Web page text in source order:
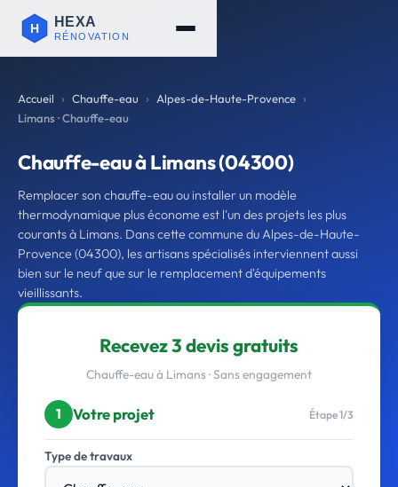
Accueil Chauffe-eau
Alpes-de-Haute-Provence
Limans · Chauffe-eau
Chauffe-eau à Limans (04300)
Remplacer son chauffe-eau ou installer un modèle
thermodynamique plus économe est l'un des projets les plus
courants à Limans. Dans cette commune du Alpes-de-Haute-
Provence (04300), les artisans spécialisés interviennent aussi
bien sur le neuf que sur le remplacement d'équipements
vieillissants.
Recevez 3 devis gratuits
Chauffe-eau à Limans · Sans engagement
1 Votre projet Étape 1/3
Type de travaux